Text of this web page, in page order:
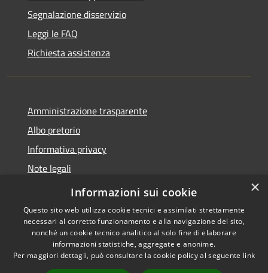
Segnalazione disservizio
Leggi le FAQ
Richiesta assistenza
Amministrazione trasparente
Albo pretorio
Informativa privacy
Note legali
Dichiarazione di accessibilità
Accessibilità
Copyright © 2026 • Comune di
Longarone • Powered by
×
Informazioni sui cookie
Questo sito web utilizza cookie tecnici e assimilati strettamente
necessari al corretto funzionamento e alla navigazione del sito,
nonché un cookie tecnico analitico al solo fine di elaborare
informazioni statistiche, aggregate e anonime.
Per maggiori dettagli, può consultare la cookie policy al seguente link